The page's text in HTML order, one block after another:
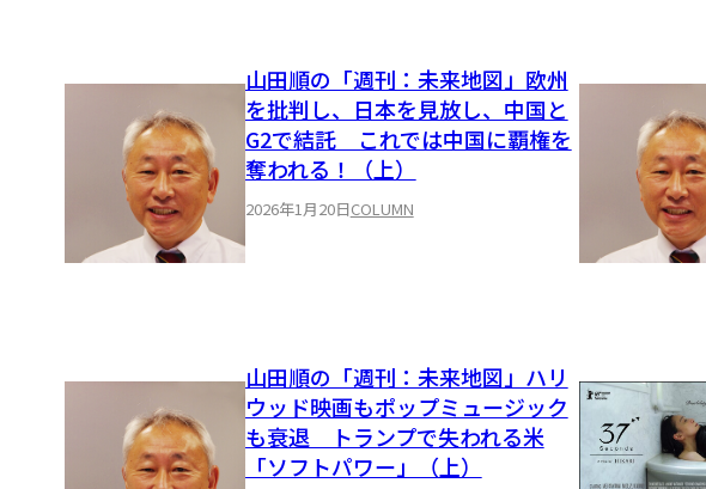
山田順の「週刊：未来地図」欧州
を批判し、日本を見放し、中国と
G2で結託 これでは中国に覇権を
奪われる！（上）
2026年1月20日COLUMN
山田順の「週刊：未来地図」ハリ
ウッド映画もポップミュージック
も衰退 トランプで失われる米
「ソフトパワー」（上）